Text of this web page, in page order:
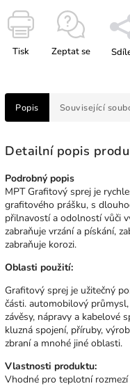
Tisk Zeptat se
Popis Související
Detailní popis
Podrobný popis
MPT Grafitový sprej je
grafitového prášku, s
přilnavostí a odolností vůči
zabraňuje vrzání a pískání,
zabraňuje korozi.
Oblasti použití:
Grafitový sprej je užitečný
části. automobilový
závěsy, nápravy a kabelové
kluzná spojení, příruby,
zbraní a mnohé jiné oblasti.
Vlastnosti produktu:
Vhodné pro teplotní